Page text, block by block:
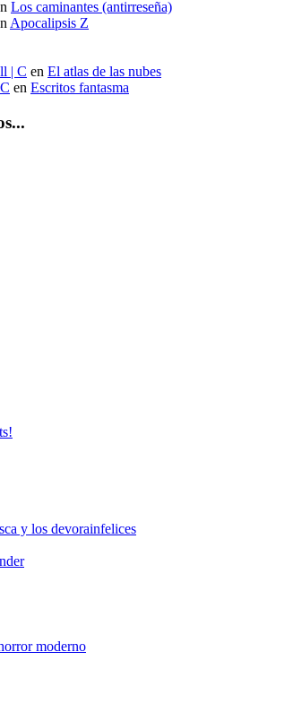
Los caminantes (antirreseña)
Apocalipsis Z
| C en El atlas de las nubes
en Escritos fantasma
y los devorainfelices
moderno